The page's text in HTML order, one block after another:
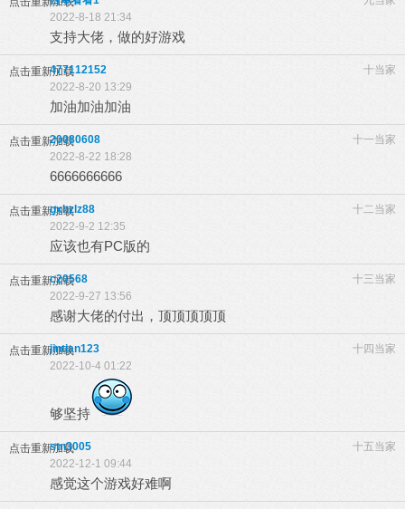
2022-8-18 21:34
支持大佬，做的好游戏
点击重新加载 十当家
477112152
2022-8-20 13:29
加油加油加油
点击重新加载 十一当家
20080608
2022-8-22 18:28
6666666666
点击重新加载 十二当家
gxhzlz88
2022-9-2 12:35
应该也有PC版的
点击重新加载 十三当家
c20568
2022-9-27 13:56
感谢大佬的付出，顶顶顶顶顶
点击重新加载 十四当家
jintian123
2022-10-4 01:22
够坚持
点击重新加载 十五当家
stn3005
2022-12-1 09:44
感觉这个游戏好难啊